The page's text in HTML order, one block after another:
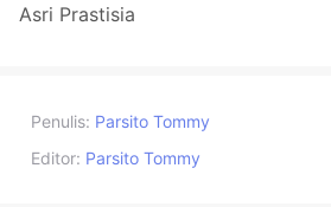
Asri Prastisia
Penulis: Parsito Tommy
Editor: Parsito Tommy